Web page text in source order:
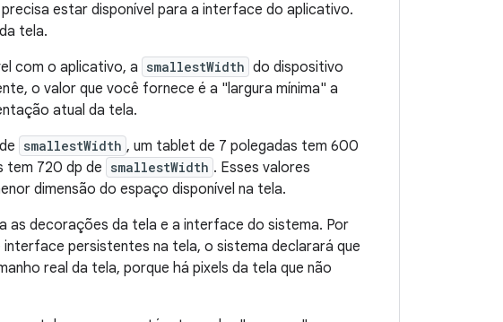
precisa estar disponível para a interface do aplicativo.
tela.
com o aplicativo, a smallestWidth do dispositivo
o valor que você fornece é a "largura mínima" a
atual da tela.
smallestWidth , um tablet de 7 polegadas tem 600
tem 720 dp de smallestWidth . Esses valores
dimensão do espaço disponível na tela.
as decorações da tela e a interface do sistema. Por
persistentes na tela, o sistema declarará que
real da tela, porque há pixels da tela que não